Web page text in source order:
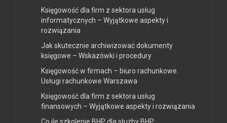
Księgowość dla firm z sektora usług
informatycznych – Wyjątkowe aspekty i
rozwiązania
Jak skutecznie archiwizować dokumenty
księgowe – Wskazówki i procedury
Księgowość w firmach – biuro rachunkowe.
Usługi rachunkowe Warszawa
Księgowość dla firm z sektora usług
finansowych – Wyjątkowe aspekty i rozwiązania